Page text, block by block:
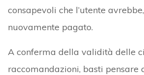
consapevoli che l’utente
nuovamente pagato.
A conferma della validità delle
raccomandazioni, basti pensare